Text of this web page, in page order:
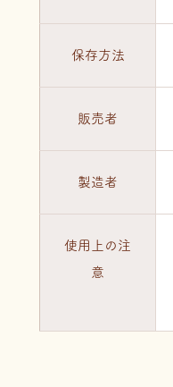
保存方法
販売者
製造者
使用上の注
意